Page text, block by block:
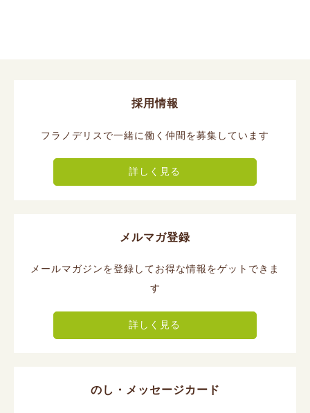
採用情報
フラノデリスで一緒に働く仲間を募集しています
詳しく見る
メルマガ登録
メールマガジンを登録してお得な情報をゲットできま
す
詳しく見る
のし・メッセージカード